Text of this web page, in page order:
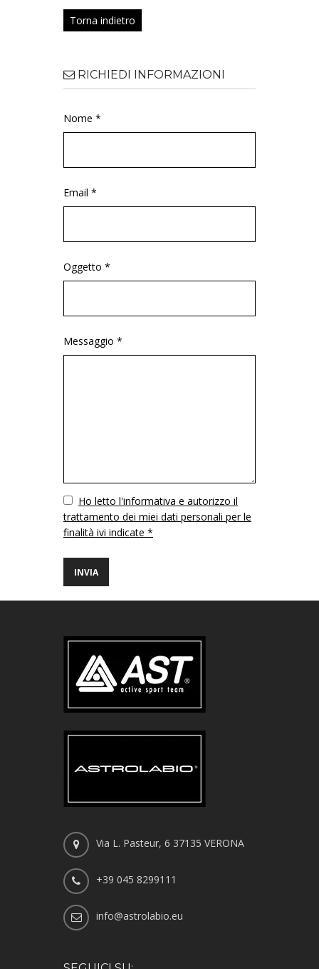
Torna indietro
RICHIEDI INFORMAZIONI
Nome *
Email *
Oggetto *
Messaggio *
VuotoHo letto l'informativa e autorizzo il
trattamento dei miei dati personali per le
finalità ivi indicate *
Via L. Pasteur, 6 37135 VERONA
+39 045 8299111
info@astrolabio.eu